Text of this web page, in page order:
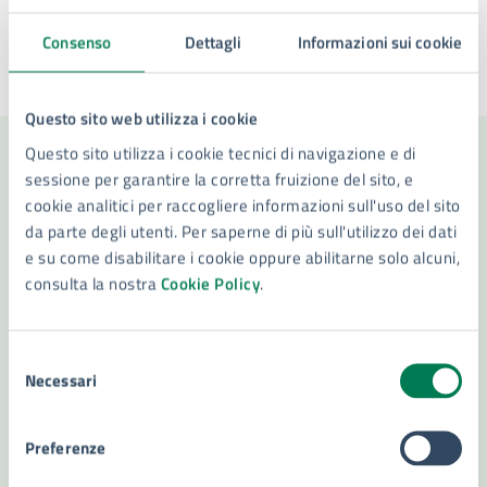
Consenso Dettagli Informazioni sui cookie
Questo sito web utilizza i cookie
Questo sito utilizza i cookie tecnici di navigazione e di
sessione per garantire la corretta fruizione del sito, e
cookie analitici per raccogliere informazioni sull'uso del sito
da parte degli utenti. Per saperne di più sull'utilizzo dei dati
e su come disabilitare i cookie oppure abilitarne solo alcuni,
consulta la nostraCookie Policy.
delNecessari
Preferenze
Contenuti correlati
Amministrazione
adatta al funzionamento ospedaliero
- Statistica